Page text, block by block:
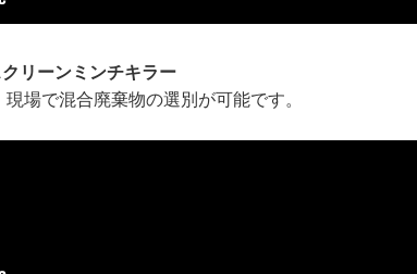
リーンミンチキラー
場で混合廃棄物の選別が可能です。